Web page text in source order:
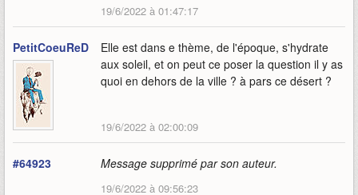
19/6/2022 à 01:47:17
PetitCoeuReD
Elle est dans e thème, de l'époque, s'hydrate
aux soleil, et on peut ce poser la question il y as
quoi en dehors de la ville ? à pars ce désert ?
19/6/2022 à 02:00:09
#64923 Message supprimé par son auteur.
19/6/2022 à 09:56:23